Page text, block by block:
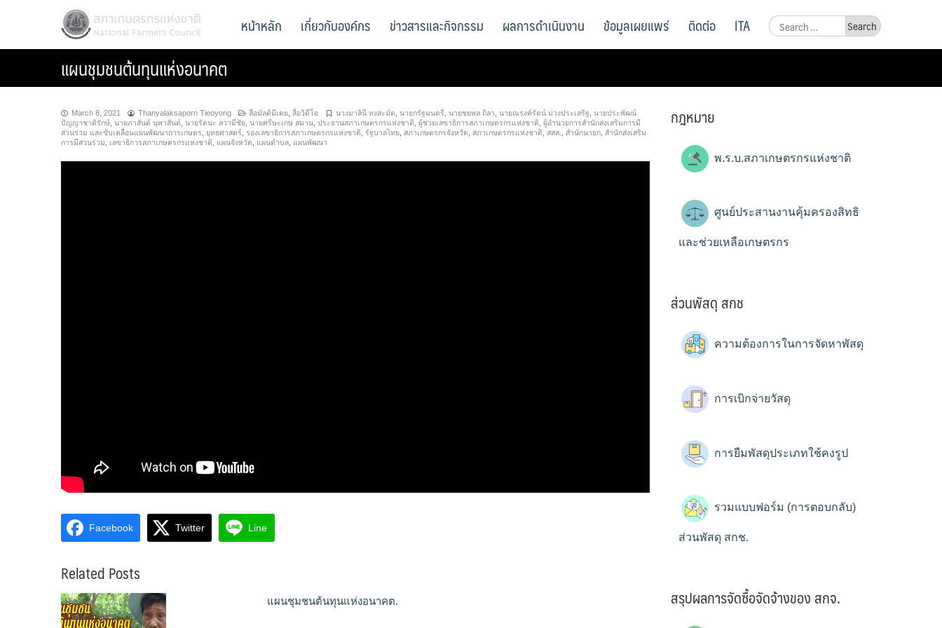
สภาเกษตรกรแห่งชาติ
National Farmers Council
Search
for:
หน้าหลัก เกี่ยวกับองค์กร ข่าวสารและกิจกรรม ผลการดำเนินงาน ข้อมูลเผยแพร่ ติดต่อ ITA
แผนชุมชนต้นทุนแห่งอนาคต
March 8, 2021 Thanyalaksaporn Tieoyong สื่อมัลติมีเดย สื่อวิดีโอ นางมาลินี หงสะมัต นายกรัฐมนตรี นายชยพล ถิลา นายณรงค์รัตน์ ม่วงประเสริฐ นายประพัฒน์
ปัญญาชาติรักษ์ นายภาสันต์ นุพาสันต์ นายรัตนะ สวามีชัย นายศรีษะเกษ สมาน ประธานสภาเกษตรกรแห่งชาติ ผู้ช่วยเลขาธิการสภาเกษตรกรแห่งชาติ ผู้อำนวยการสำนักส่งเสริมการมี
ส่วนร่วม และขับเคลื่อนแผนพัฒนาการเกษตร
ยุทธศาสตร์ รองเลขาธิการสภาเกษตรกรแห่งชาติ รัฐบาลไทย สภาเกษตรกรจังหวัด สภาเกษตรกรแห่งชาติ สสส. สำนักนายก สำนักส่งเสริม
การมีส่วนร่วม
เลขาธิการสภาเกษตรกรแห่งชาติ แผนจังหวัด แผนตำบล แผนพัฒนา
Facebook Twitter Line
Related Posts
แผนชุมชนต้นทุนแห่งอนาคต.
กฎหมาย
พ.ร.บ.สภาเกษตรกรแห่งชาติ
ศูนย์ประสานงานคุ้มครองสิทธิ
และช่วยเหลือเกษตรกร
ส่วนพัสดุ สกช
ความต้องการในการจัดหาพัสดุ
การเบิกจ่ายวัสดุ
การยืมพัสดุประเภทใช้คงรูป
รวมแบบฟอร์ม (การตอบกลับ)
ส่วนพัสดุ สกช.
สรุปผลการจัดซื้อจัดจ้างของ สกจ.